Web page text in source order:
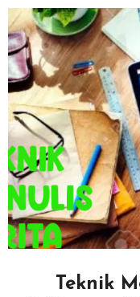
Teknik